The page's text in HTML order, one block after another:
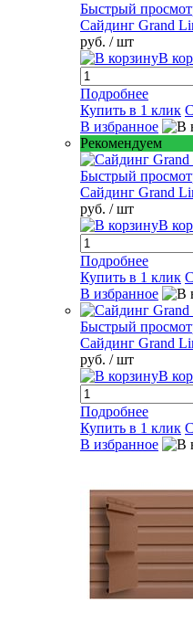
Быстрый
Сайдинг Grand
руб. / шт
В
Подробнее
Купить в 1 клик
В избранное
Рекомендуем
Быстрый
Сайдинг Grand
руб. / шт
В
Подробнее
Купить в 1 клик
В избранное
Быстрый
Сайдинг Grand
руб. / шт
В
Подробнее
Купить в 1 клик
В избранное